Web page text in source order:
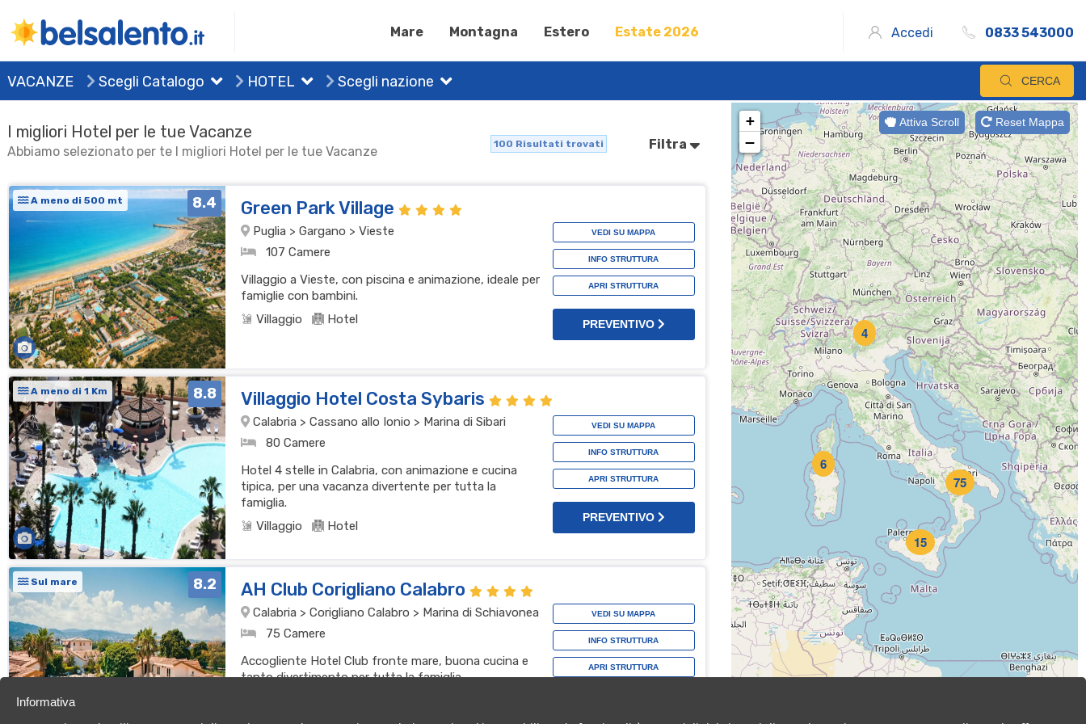
Mare Montagna Estero Estate 2026 Accedi 0833 543000
VACANZE Scegli Catalogo HOTEL Scegli nazione CERCA
I migliori Hotel per le tue Vacanze
Abbiamo selezionato per te I migliori Hotel per le tue Vacanze 100 Risultati trovati Filtra
A meno di 500 mt 8.4 Green Park Village
Puglia > Gargano > Vieste
107 Camere
Villaggio a Vieste, con piscina e animazione, ideale per
famiglie con bambini.
Villaggio
Hotel
VEDI SU MAPPA
INFO STRUTTURA
APRI STRUTTURA
PREVENTIVO
A meno di 1 Km 8.8 Villaggio Hotel Costa Sybaris
Calabria > Cassano allo Ionio > Marina di Sibari
80 Camere
Hotel 4 stelle in Calabria, con animazione e cucina
tipica, per una vacanza divertente per tutta la
famiglia.
Villaggio
Hotel
VEDI SU MAPPA
INFO STRUTTURA
APRI STRUTTURA
PREVENTIVO
Sul mare 8.2 AH Club Corigliano Calabro
Calabria > Corigliano Calabro > Marina di Schiavonea
75 Camere
Accogliente Hotel Club fronte mare, buona cucina e
tanto divertimento per tutta la famiglia.
VEDI SU MAPPA
INFO STRUTTURA
APRI STRUTTURA
Attiva Scroll Reset Mappa
4
6
15
75
+
−
Informativa